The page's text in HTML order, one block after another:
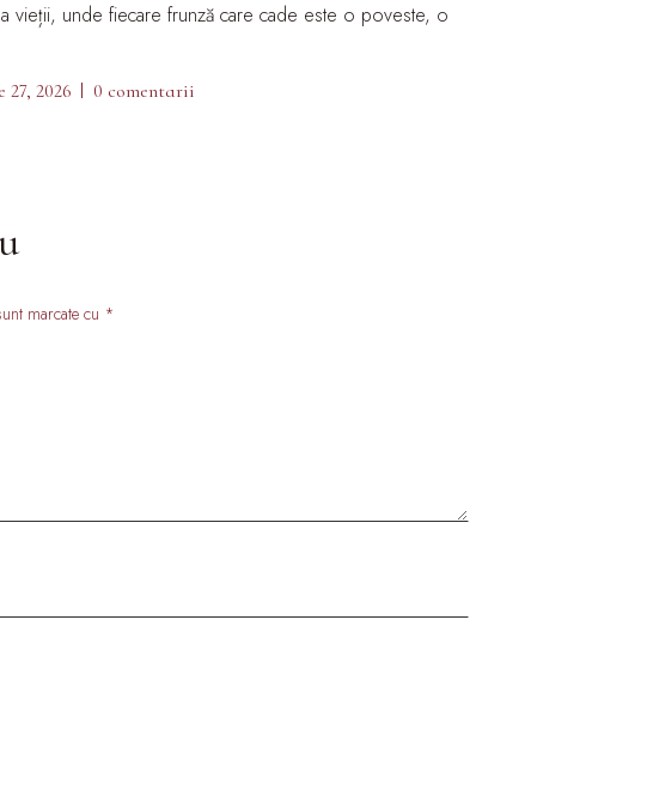
vieții, unde fiecare frunză care cade este o poveste, o
2026 0 comentarii
marcate cu *